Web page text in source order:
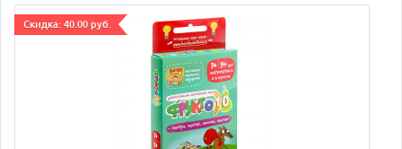
Cкидка: 40.00 руб.